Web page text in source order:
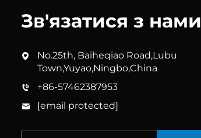
Зв'язатися з нами
No.25th, Baiheqiao Road,Lubu
Town,Yuyao,Ningbo,China
+86-57462387953
[email protected]